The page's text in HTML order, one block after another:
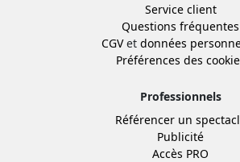
Service client
Questions fréquentes
CGVet données
Préférences des
Professionnels
Référencer un
Publicité
Accès PRO